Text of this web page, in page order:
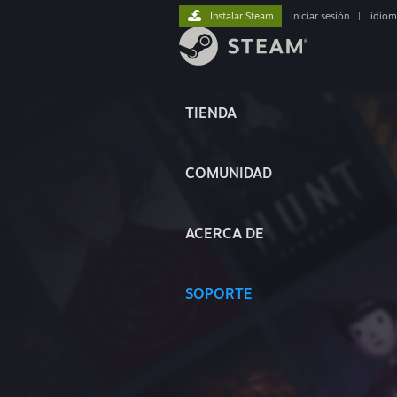
TIENDA
COMUNIDAD
ACERCA DE
SOPORTE
Instalar Steam iniciar sesión